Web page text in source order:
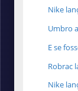
Nike
Umbro
E se
Robrac
Nike